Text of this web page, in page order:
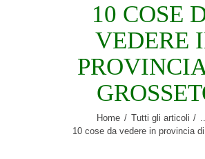
10 COSE
VEDERE
Home Tutti gli articoli
10 cose da vedere in provincia
HOME
DESTINAZIONI
SCEGLI L’ELEMENTO
NATURALE
RUBRICHE